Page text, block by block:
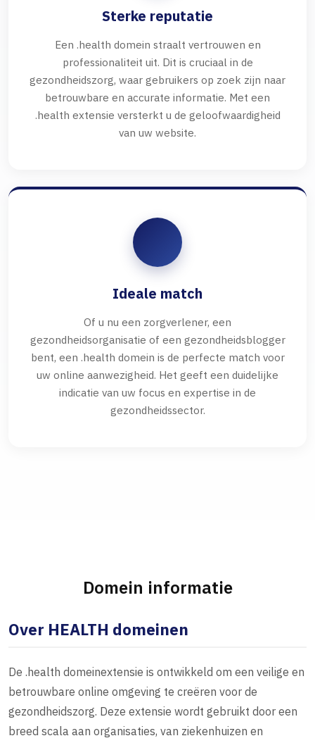
Sterke reputatie
Een .health domein straalt vertrouwen en
professionaliteit uit. Dit is cruciaal in de
gezondheidszorg, waar gebruikers op zoek zijn naar
betrouwbare en accurate informatie. Met een
.health extensie versterkt u de geloofwaardigheid
van uw website.
Ideale match
Of u nu een zorgverlener, een
gezondheidsorganisatie of een gezondheidsblogger
bent, een .health domein is de perfecte match voor
uw online aanwezigheid. Het geeft een duidelijke
indicatie van uw focus en expertise in de
gezondheidssector.
Domein informatie
Over HEALTH domeinen
De .health domeinextensie is ontwikkeld om een veilige en
betrouwbare online omgeving te creëren voor de
gezondheidszorg. Deze extensie wordt gebruikt door een
breed scala aan organisaties, van ziekenhuizen en